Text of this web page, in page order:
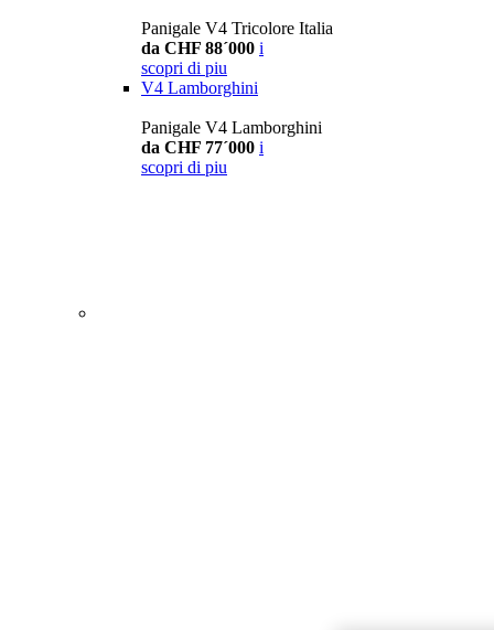
Panigale V4 Tricolore Italia
da CHF 88´000 i
scopri di piu
V4 Lamborghini
Panigale V4 Lamborghini
da CHF 77´000 i
scopri di piu